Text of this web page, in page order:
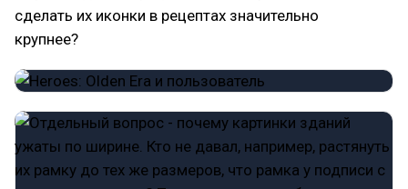
сделать их иконки в рецептах значительно
крупнее?